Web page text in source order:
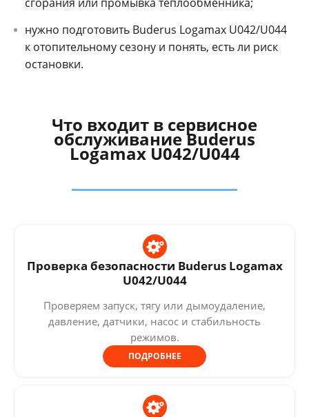
нужно подготовить Buderus Logamax U042/U044
к отопительному сезону и понять, есть ли риск
остановки.
Что входит в сервисное
обслуживание Buderus
Logamax U042/U044
Проверка безопасности Buderus Logamax
U042/U044
Проверяем запуск, тягу или дымоудаление,
давление, датчики, насос и стабильность
режимов.
ПОДРОБНЕЕ